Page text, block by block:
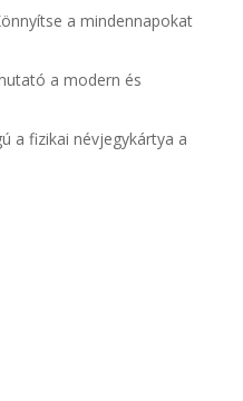
a mindennapokat
a modern és
a fizikai névjegykártya a